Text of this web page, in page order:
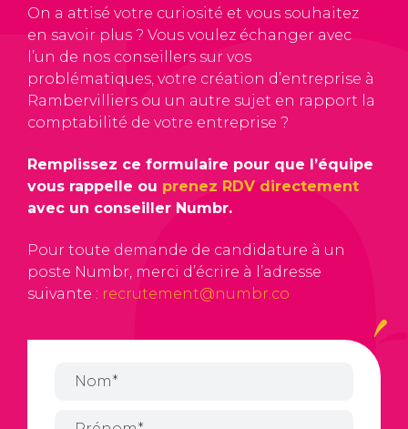
On a attisé votre curiosité et vous souhaitez
en savoir plus ? Vous voulez échanger avec
l’un de nos conseillers sur vos
problématiques, votre création d’entreprise à
Rambervilliers ou un autre sujet en rapport la
comptabilité de votre entreprise ?
Remplissez ce formulaire pour que l’équipe
vous rappelle ou prenez RDV directement
avec un conseiller Numbr.
Pour toute demande de candidature à un
poste Numbr, merci d’écrire à l’adresse
suivante : recrutement@numbr.co